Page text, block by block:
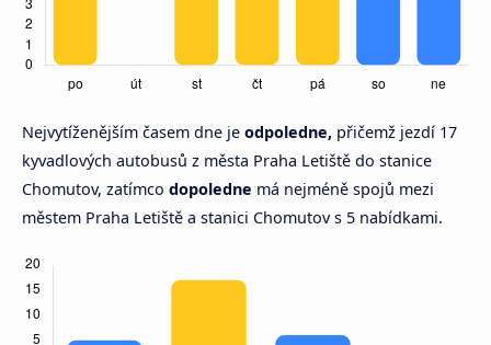
Nejvytíženějším časem dne je odpoledne, přičemž jezdí 17
kyvadlových autobusů z města Praha Letiště do stanice
Chomutov, zatímco dopoledne má nejméně spojů mezi
městem Praha Letiště a stanici Chomutov s 5 nabídkami.